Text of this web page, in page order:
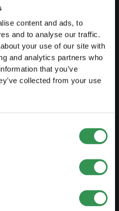
content and ads, to
and to analyse our traffic.
your use of our site with
and analytics partners who
that you’ve
collected from your use